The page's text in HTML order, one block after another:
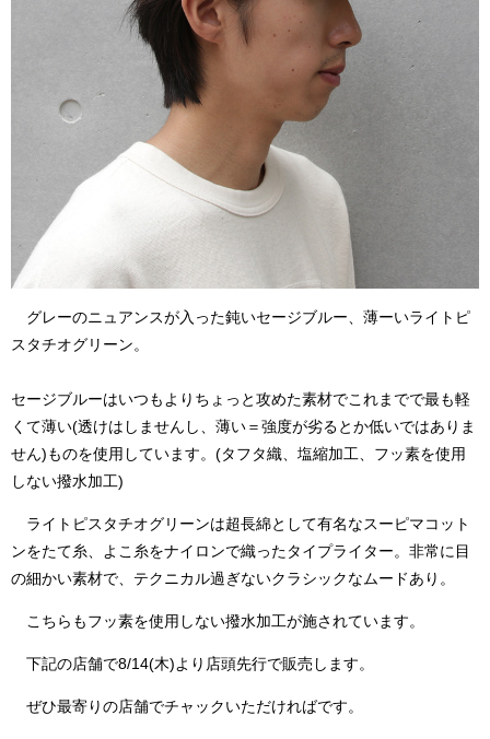
グレーのニュアンスが入った鈍いセージブルー、薄ーいライトピ
スタチオグリーン。
セージブルーはいつもよりちょっと攻めた素材でこれまでで最も軽
くて薄い(透けはしませんし、薄い＝強度が劣るとか低いではありま
せん)ものを使用しています。(タフタ織、塩縮加工、フッ素を使用
しない撥水加工)
ライトピスタチオグリーンは超長綿として有名なスーピマコット
ンをたて糸、よこ糸をナイロンで織ったタイプライター。非常に目
の細かい素材で、テクニカル過ぎないクラシックなムードあり。
こちらもフッ素を使用しない撥水加工が施されています。
下記の店舗で8/14(木)より店頭先行で販売します。
ぜひ最寄りの店舗でチャックいただければです。